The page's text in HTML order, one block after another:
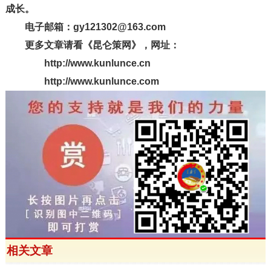
成长。
电子邮箱：gy121302@163.com
更多文章请看《昆仑策网》，网址：
http://www.kunlunce.cn
http://www.kunlunce.com
相关文章